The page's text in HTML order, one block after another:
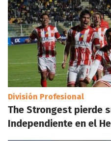
División Profesional
The Strongest pierde
Independiente en el